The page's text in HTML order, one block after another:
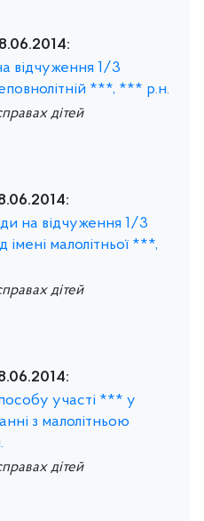
відчуження 1/3
***, *** р.н.
дітей
на відчуження 1/3
імені малолітньої ***,
дітей
участі *** у
з малолітньою
дітей